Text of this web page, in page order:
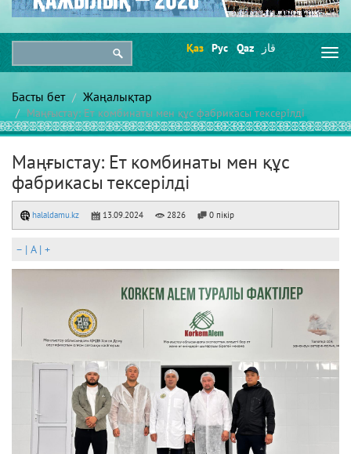
Қаз Рус Qaz قاز
Басты бет Жаңалықтар
Маңғыстау: Ет комбинаты мен құс фабрикасы тексерілді
Маңғыстау: Ет комбинаты мен құс
фабрикасы тексерілді
halaldamu.kz 13.09.2024 2826 0 пікір
– | A| +